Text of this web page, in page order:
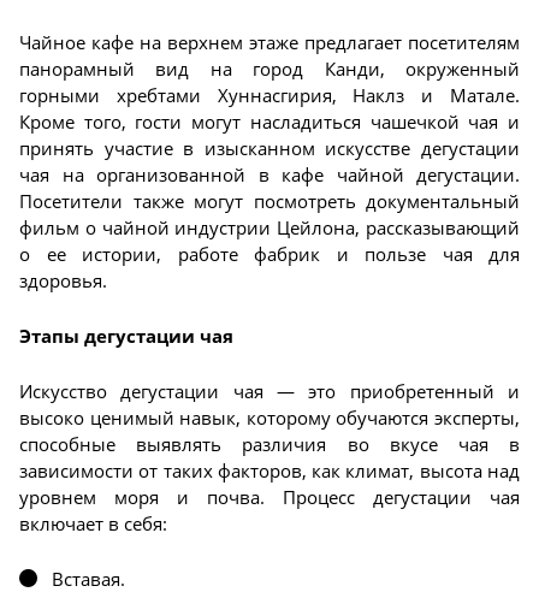
Чайное кафе на верхнем этаже предлагает посетителям
панорамный вид на город Канди, окруженный
горными хребтами Хуннасгирия, Наклз и Матале.
Кроме того, гости могут насладиться чашечкой чая и
принять участие в изысканном искусстве дегустации
чая на организованной в кафе чайной дегустации.
Посетители также могут посмотреть документальный
фильм о чайной индустрии Цейлона, рассказывающий
о ее истории, работе фабрик и пользе чая для
здоровья.
Этапы дегустации чая
Искусство дегустации чая — это приобретенный и
высоко ценимый навык, которому обучаются эксперты,
способные выявлять различия во вкусе чая в
зависимости от таких факторов, как климат, высота над
уровнем моря и почва. Процесс дегустации чая
включает в себя:
Вставая.